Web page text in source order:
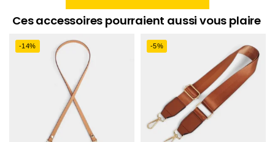
Ces accessoires pourraient aussi vous plaire
-14% -5%